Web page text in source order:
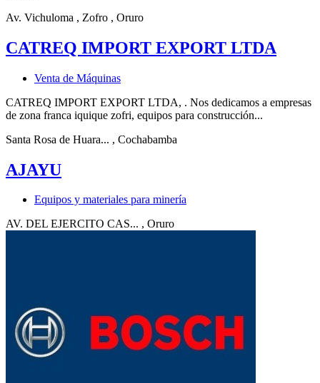
Av. Vichuloma , Zofro , Oruro
CATREQ IMPORT EXPORT LTDA
Venta de Máquinas
CATREQ IMPORT EXPORT LTDA, . Nos dedicamos a empresas
de zona franca iquique zofri, equipos para construcción...
Santa Rosa de Huara... , Cochabamba
AJAYU
Equipos y materiales para minería
AV. DEL EJERCITO CAS... , Oruro